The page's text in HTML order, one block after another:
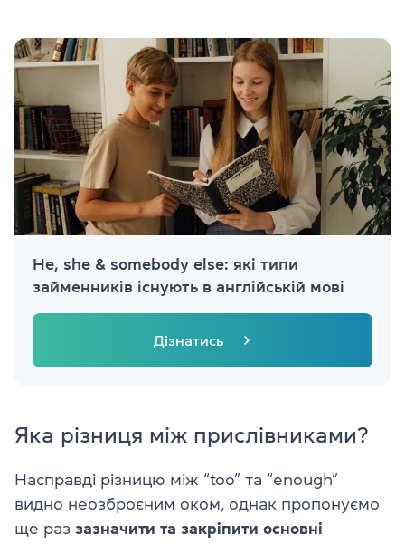
He, she & somebody else: які типи
займенників існують в англійській мові
Дізнатись
Яка різниця між прислівниками?
Насправді різницю між “too” та “enough”
видно неозброєним оком, однак пропонуємо
ще раз зазначити та закріпити основні